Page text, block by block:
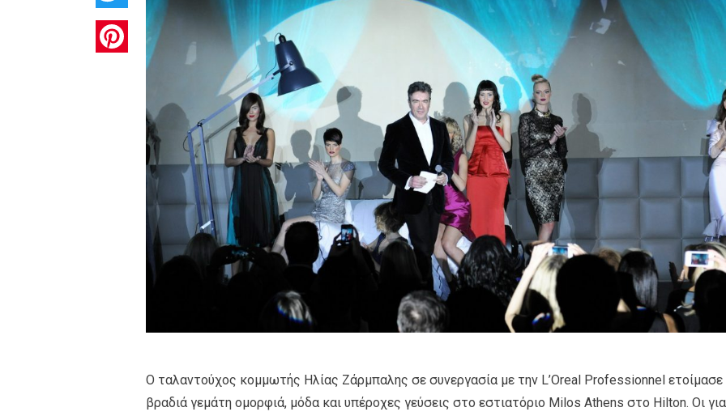
Pinterest
Ο ταλαντούχος κομμωτής Ηλίας Ζάρμπαλης σε συνεργασία με την L’Oreal Professionnel ετοίμασε
βραδιά γεμάτη ομορφιά, μόδα και υπέροχες γεύσεις στο εστιατόριο Milos Athens στο Hilton. Οι για